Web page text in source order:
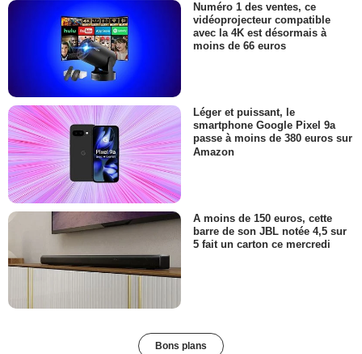
Numéro 1 des ventes, ce
vidéoprojecteur compatible
avec la 4K est désormais à
moins de 66 euros
Léger et puissant, le
smartphone Google Pixel 9a
passe à moins de 380 euros sur
Amazon
A moins de 150 euros, cette
barre de son JBL notée 4,5 sur
5 fait un carton ce mercredi
Bons plans